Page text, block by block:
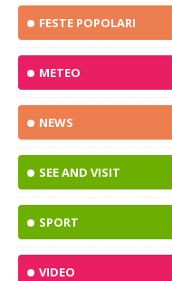
FESTE POPOLARI
METEO
NEWS
SEE AND VISIT
SPORT
VIDEO